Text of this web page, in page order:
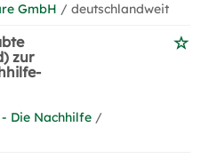
GmbH / deutschlandweit
zur
Die Nachhilfe /